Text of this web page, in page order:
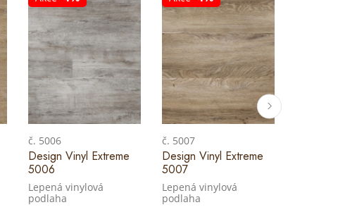
č. 5006
Design Vinyl Extreme
5006
Lepená vinylová
podlaha
č. 5007
Design Vinyl Extreme
5007
Lepená vinylová
podlaha